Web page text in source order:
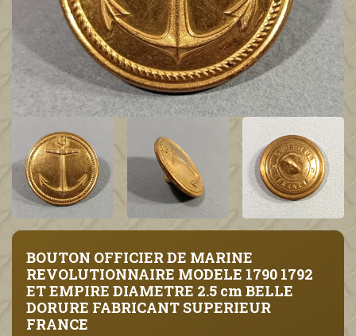
BOUTON OFFICIER DE MARINE
REVOLUTIONNAIRE MODELE 1790 1792
ET EMPIRE DIAMETRE 2.5 cm BELLE
DORURE FABRICANT SUPERIEUR
FRANCE